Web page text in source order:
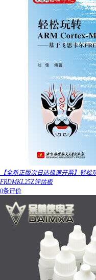
【全新正版次日达极速开票】轻松
FRDMKL25Z评估板
0条评价